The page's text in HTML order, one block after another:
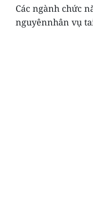
Các ngành chức
nguyênnhân vụ